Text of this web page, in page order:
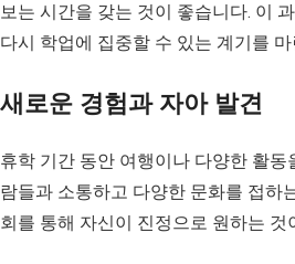
보는 시간을 갖는 것이 좋습니다. 이
다시 학업에 집중할 수 있는 계기를
새로운 경험과 자아 발견
휴학 기간 동안 여행이나 다양한 활
람들과 소통하고 다양한 문화를 접하
회를 통해 자신이 진정으로 원하는